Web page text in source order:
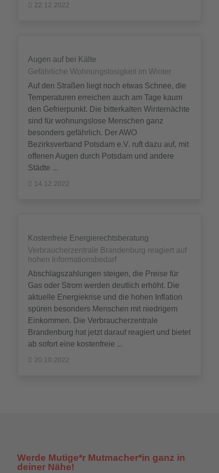
22.12.2022
Augen auf bei Kälte
Gefährliche Wohnungslosigkeit im Winter
Auf den Straßen liegt noch etwas Schnee, die
Temperaturen erreichen auch am Tage kaum
den Gefrierpunkt. Die bitterkalten Winternächte
sind für wohnungslose Menschen ganz
besonders gefährlich. Der AWO
Bezirksverband Potsdam e.V. ruft dazu auf, mit
offenen Augen durch Potsdam und andere
Städte ...
14.12.2022
Kostenfreie Energierechtsberatung
Verbraucherzentrale Brandenburg reagiert auf
hohen Informationsbedarf
Abschlagszahlungen steigen, die Preise für
Gas oder Strom werden deutlich erhöht. Die
aktuelle Energiekrise und die hohen Inflation
spüren besonders Menschen mit niedrigem
Einkommen. Die Verbraucherzentrale
Brandenburg hat jetzt darauf reagiert und bietet
ab sofort eine kostenfreie ...
20.10.2022
Werde Mutige*r Mutmacher*in ganz in
deiner Nähe!